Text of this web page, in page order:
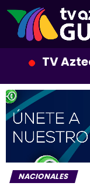
TV
NACIONALES